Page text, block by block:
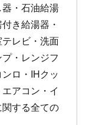
・石油給湯
き給湯器・
レビ・洗面
・レンジフ
ロ・IHクッ
アコン・イ
する全ての